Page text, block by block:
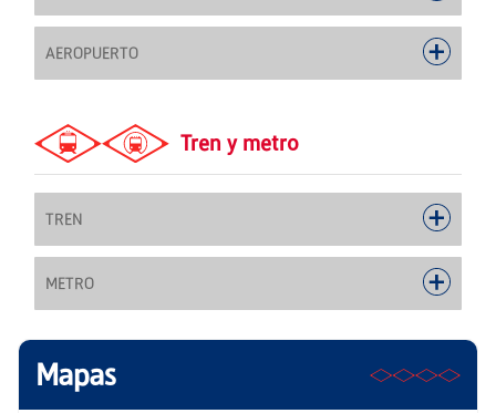
AEROPUERTO
Tren y metro
TREN
METRO
Mapas